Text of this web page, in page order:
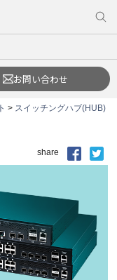
お問い合わせ
> スイッチングハブ(HUB)
share